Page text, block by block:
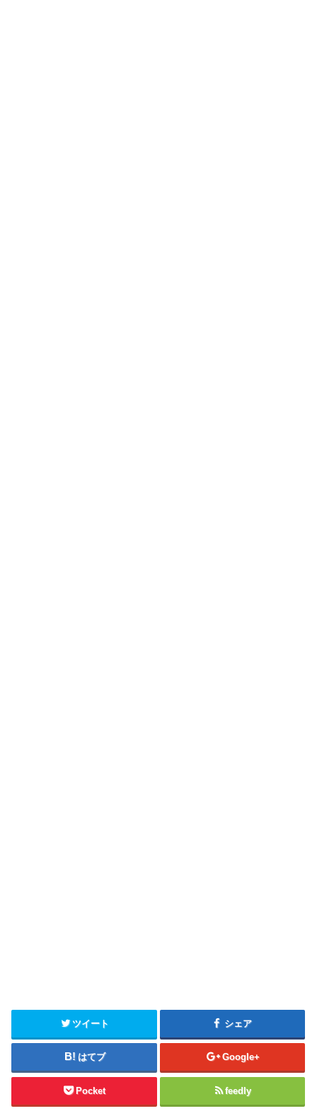
ツイート シェア
はてブ Google+
Pocket feedly